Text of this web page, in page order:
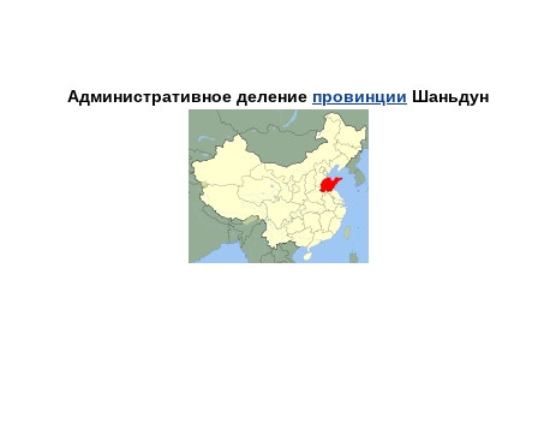
Административное деление провинции Шаньдун